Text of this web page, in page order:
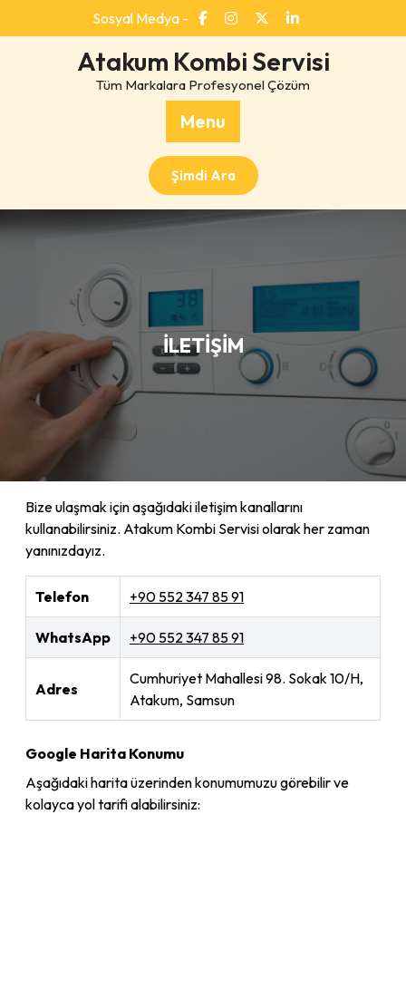
to
Sosyal Medya -
Atakum Kombi Servisi
Tüm Markalara Profesyonel Çözüm
Menu
Şimdi Ara
İLETİŞİM
Bize ulaşmak için aşağıdaki iletişim kanallarını
kullanabilirsiniz. Atakum Kombi Servisi olarak her zaman
yanınızdayız.
Telefon +90 552 347 85 91
WhatsApp +90 552 347 85 91
Adres
Cumhuriyet Mahallesi 98. Sokak 10/H,
Atakum, Samsun
Google Harita Konumu
Aşağıdaki harita üzerinden konumumuzu görebilir ve
kolayca yol tarifi alabilirsiniz: